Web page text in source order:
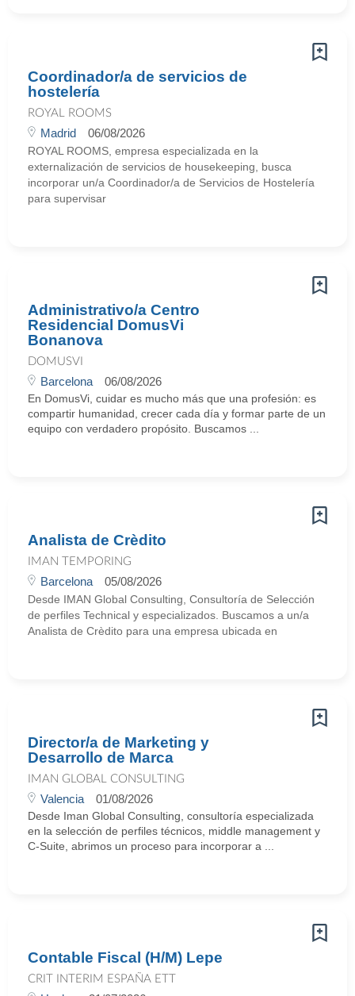
Coordinador/a de servicios de
hostelería
ROYAL ROOMS
Madrid 06/08/2026
ROYAL ROOMS, empresa especializada en la
externalización de servicios de housekeeping, busca
incorporar un/a Coordinador/a de Servicios de Hostelería
para supervisar
Administrativo/a Centro
Residencial DomusVi
Bonanova
DOMUSVI
Barcelona 06/08/2026
En DomusVi, cuidar es mucho más que una profesión: es
compartir humanidad, crecer cada día y formar parte de un
equipo con verdadero propósito. Buscamos ...
Analista de Crèdito
IMAN TEMPORING
Barcelona 05/08/2026
Desde IMAN Global Consulting, Consultoría de Selección
de perfiles Technical y especializados. Buscamos a un/a
Analista de Crèdito para una empresa ubicada en
Director/a de Marketing y
Desarrollo de Marca
IMAN GLOBAL CONSULTING
Valencia 01/08/2026
Desde Iman Global Consulting, consultoría especializada
en la selección de perfiles técnicos, middle management y
C-Suite, abrimos un proceso para incorporar a ...
Contable Fiscal (H/M) Lepe
CRIT INTERIM ESPAÑA ETT